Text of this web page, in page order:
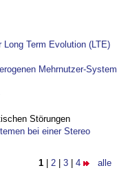
Term Evolution (LTE)
Mehrnutzer-
Störungen
bei einer Stereo
1 2 3 4 alle